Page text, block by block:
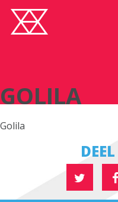
GOLILA
Golila